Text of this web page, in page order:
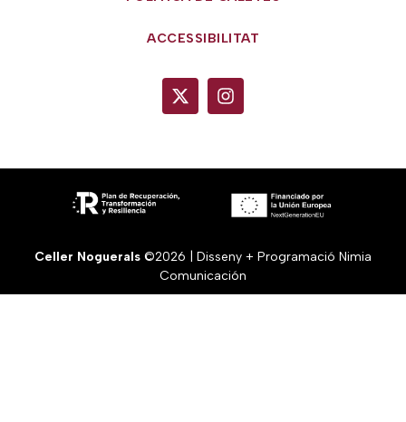
ACCESSIBILITAT
Celler Noguerals ©2026 | Disseny + Programació Nimia
Comunicación